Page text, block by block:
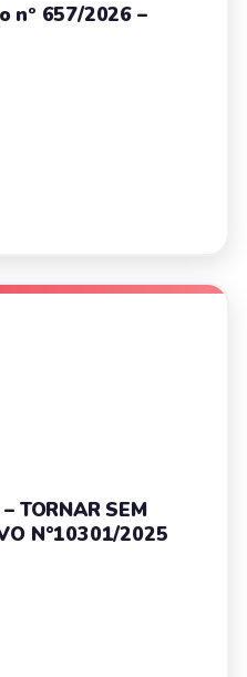
nº 657/2026 –
TORNAR SEM
N°10301/2025